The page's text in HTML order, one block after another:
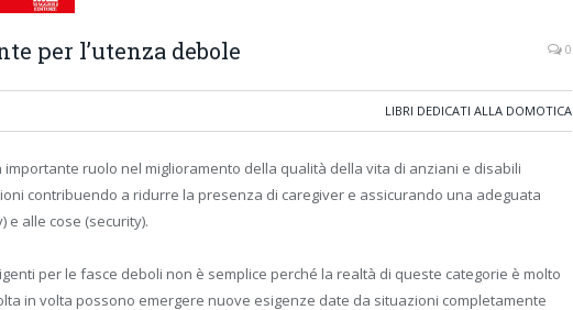
per l’utenza debole 0
LIBRI DEDICATI ALLA DOMOTICA
importante ruolo nel miglioramento della qualità della vita di anziani e disabili
contribuendo a ridurre la presenza di caregiver e assicurando una adeguata
e alle cose (security).
per le fasce deboli non è semplice perché la realtà di queste categorie è molto
in volta possono emergere nuove esigenze date da situazioni completamente